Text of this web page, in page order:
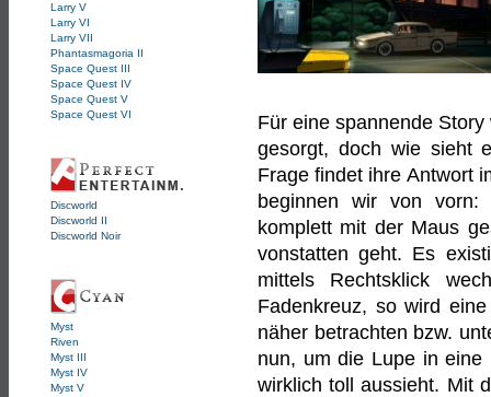
Larry V
Larry VI
Larry VII
Phantasmagoria II
Space Quest III
Space Quest IV
Space Quest V
Space Quest VI
Discworld
Discworld II
Discworld Noir
Myst
Riven
Myst III
Myst IV
Myst V
Für eine spannende
gesorgt, doch wie sieht
Frage findet ihre Antwort
beginnen wir von vorn:
komplett mit der Maus
vonstatten geht. Es
mittels Rechtsklick
Fadenkreuz, so wird
näher betrachten bzw.
nun, um die Lupe in
wirklich toll aussieht. Mit